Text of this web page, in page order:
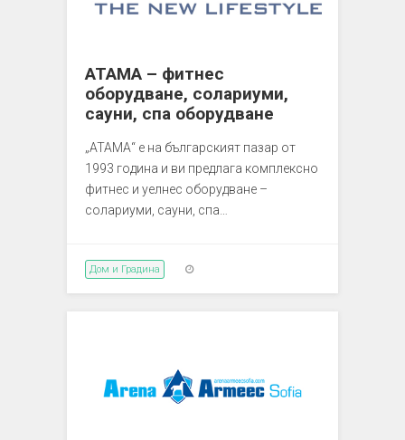
ATAMA – фитнес
оборудване, солариуми,
сауни, спа оборудване
„АТАМА“ е на българският пазар от
1993 година и ви предлага комплексно
фитнес и уелнес оборудване –
солариуми, сауни, спа…
Дом и Градина